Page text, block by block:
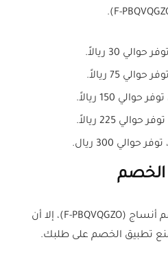
رغم سهولة استخدام كود خصم أنساج (F-PBQVQGZO)، إلا أن
تطبيق الخصم على طلبك.